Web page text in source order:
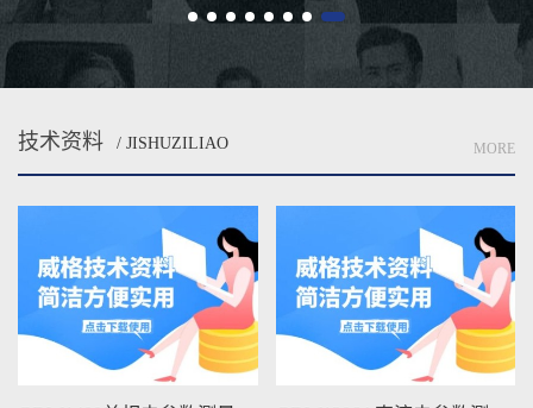
技术资料 / JISHUZILIAO MORE